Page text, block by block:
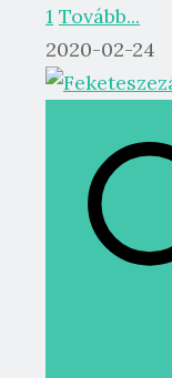
1 Tovább...
2020-02-24